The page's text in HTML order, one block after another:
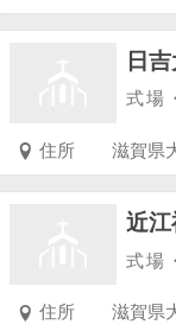
日
式場
住所 滋賀県
近
式場
住所 滋賀県